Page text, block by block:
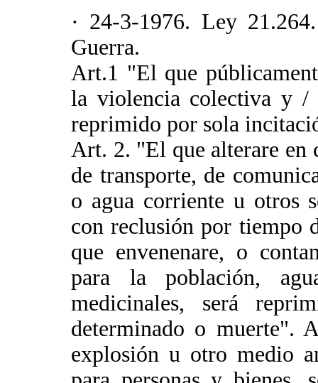
· 24-3-1976. Ley
Guerra.
Art.1 "El que
la violencia colectiva y /
reprimido por sola
Art. 2. "El que alterare en
de transporte, de
o agua corriente u otros
con reclusión por tiempo
que envenenare, o
para la población,
medicinales, será
determinado o muerte".
explosión u otro medio